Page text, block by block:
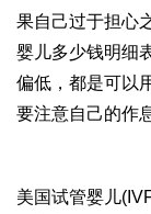
果自己过于担心
婴儿多少钱明细
偏低，都是可以
要注意自己的作
美国试管婴儿